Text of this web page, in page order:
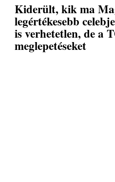
Kiderült, kik ma
legértékesebb
is verhetetlen, de a
meglepetéseket